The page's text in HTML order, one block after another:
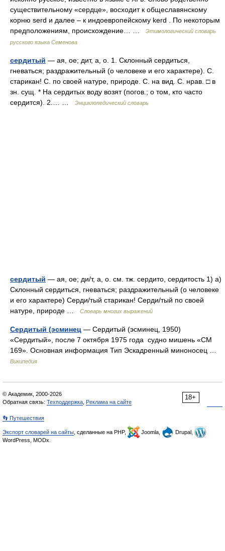
существительному «сердце», восходит к общеславянскому
корню serd и далее – к индоевропейскому kerd . По некоторым
предположениям, происхождение… …
Этимологический словарь
русского языка Семенова
сердитый — ая, ое; дит, а, о. 1. Склонный сердиться,
гневаться; раздражительный (о человеке и его характере). С.
старикан! С. по своей натуре, природе. С. на вид. С. нрав. □ в
зн. сущ. * На сердитых воду возят (погов.; о том, кто часто
сердится). 2.… …
Энциклопедический словарь
сердитый — ая, ое; ди/т, а, о. см. тж. сердито, сердитость 1) а)
Склонный сердиться, гневаться; раздражительный (о человеке
и его характере) Серди/тый старикан! Серди/тый по своей
натуре, природе …
Словарь многих выражений
Сердитый (эсминец — Сердитый (эсминец, 1950)
«Сердитый», после 7 октября 1975 года судно мишень «СМ
169». Основная информация Тип Эскадренный миноносец …
Википедия
18+
© Академик, 2000-2026
Обратная связь: Техподдержка Реклама на сайте
👣 Путешествия
Экспорт словарей на сайты , сделанные на PHP, Joomla,
Drupal,
WordPress, MODx.